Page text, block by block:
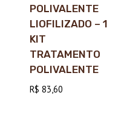
POLIVALENTE
LIOFILIZADO – 1
KIT
TRATAMENTO
POLIVALENTE
R$ 83,60